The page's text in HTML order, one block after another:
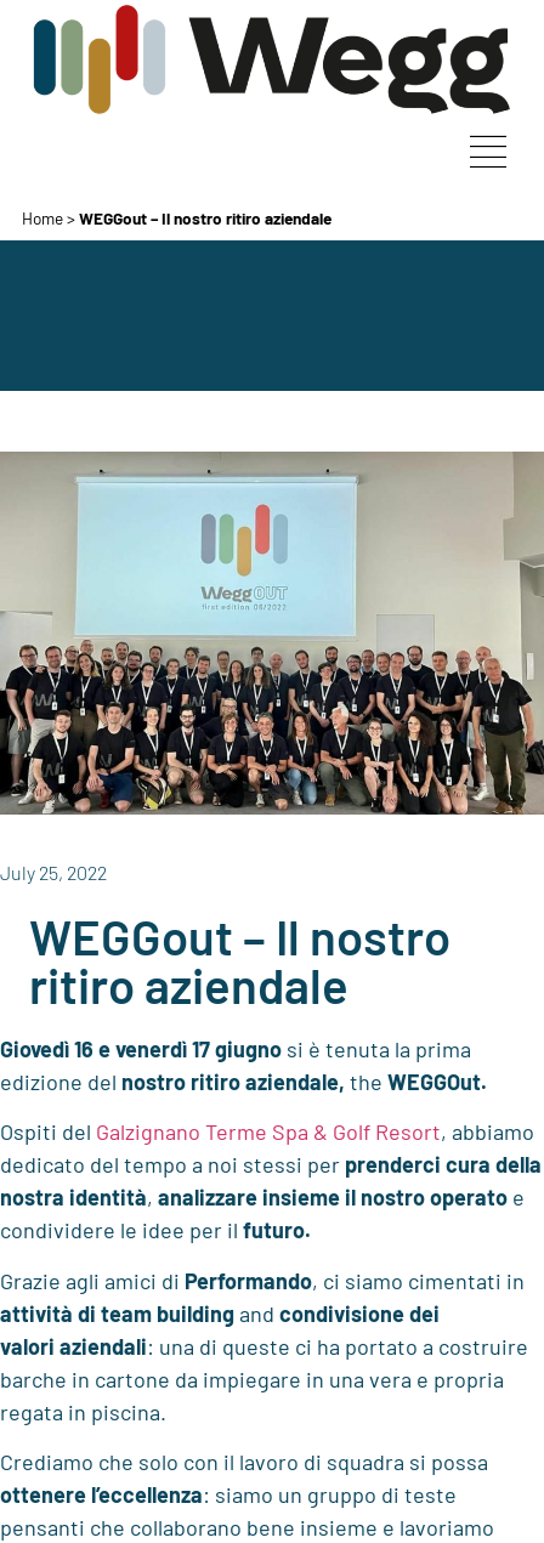
Home>WEGGout – Il nostro ritiro aziendale
July 25, 2022
WEGGout – Il nostro
ritiro aziendale
Giovedì 16 e venerdì 17 giugno si è tenuta la prima
edizione del nostro ritiro aziendale, the WEGGOut.
Ospiti del Galzignano Terme Spa & Golf Resort, abbiamo
dedicato del tempo a noi stessi per prenderci cura della
nostra identità, analizzare insieme il nostro operato e
condividere le idee per il futuro.
Grazie agli amici di Performando, ci siamo cimentati in
attività di team buildingand condivisione dei
valori aziendali: una di queste ci ha portato a costruire
barche in cartone da impiegare in una vera e propria
regata in piscina.
Crediamo che solo con il lavoro di squadra si possa
ottenere l’eccellenza: siamo un gruppo di teste
pensanti che collaborano bene insieme e lavoriamo